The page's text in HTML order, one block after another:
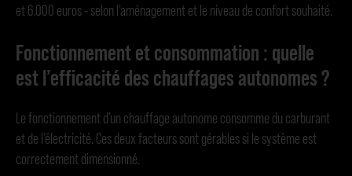
et 6.000 euros - selon l’aménagement et le niveau de confort souhaité.
Fonctionnement et consommation : quelle
est l’efficacité des chauffages autonomes ?
Le fonctionnement d’un chauffage autonome consomme du carburant
et de l’électricité. Ces deux facteurs sont gérables si le système est
correctement dimensionné.